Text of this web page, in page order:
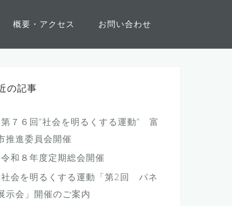
概要・アクセス お問い合わせ
の記事
第７６回”社会を明るくする運動” 富
推進委員会開催
令和８年度定期総会開催
社会を明るくする運動「第2回 パネ
示会」開催のご案内